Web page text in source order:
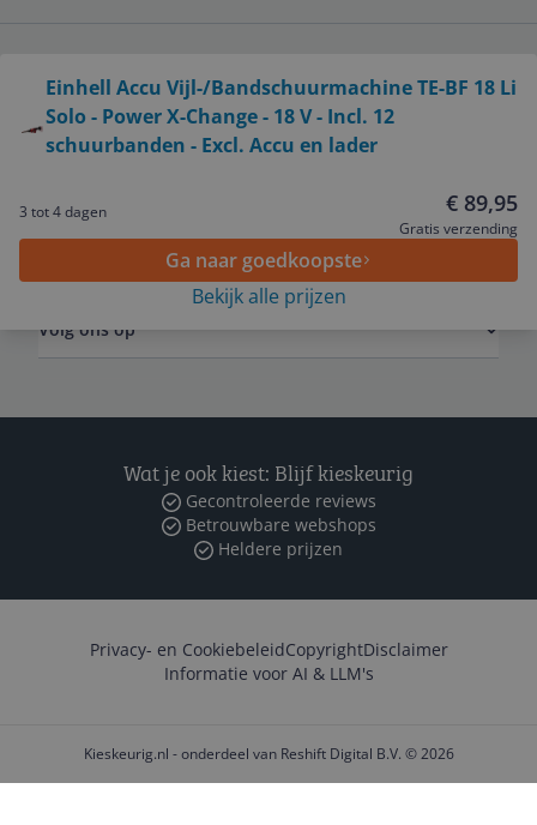
Einhell Accu Vijl-/Bandschuurmachine TE-BF 18 Li
Solo - Power X-Change - 18 V - Incl. 12
schuurbanden - Excl. Accu en lader
3 tot 4 dagen € 89,95
Gratis verzending
Ga naar goedkoopste
Bekijk alle prijzen
Service
Volg ons op
Wat je ook kiest: Blijf kieskeurig
Gecontroleerde reviews
Betrouwbare webshops
Heldere prijzen
Privacy- en CookiebeleidCopyrightDisclaimer
Informatie voor AI & LLM's
Kieskeurig.nl - onderdeel van Reshift Digital B.V. © 2026